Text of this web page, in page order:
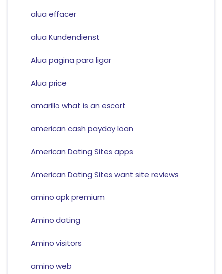
alua effacer
alua Kundendienst
Alua pagina para ligar
Alua price
amarillo what is an escort
american cash payday loan
American Dating Sites apps
American Dating Sites want site reviews
amino apk premium
Amino dating
Amino visitors
amino web